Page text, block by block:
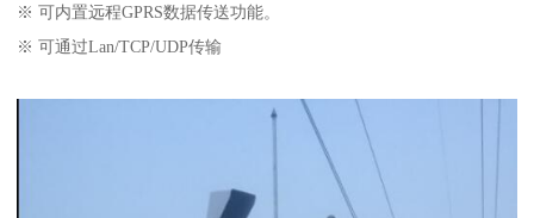
※ 可内置远程GPRS数据传送功能。
※ 可通过Lan/TCP/UDP传输